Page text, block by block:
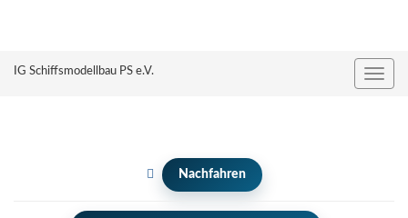
IG Schiffsmodellbau PS e.V.
Nachfahren